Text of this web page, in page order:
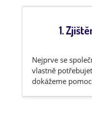
1.
Nejprve se
vlastně
dokážeme